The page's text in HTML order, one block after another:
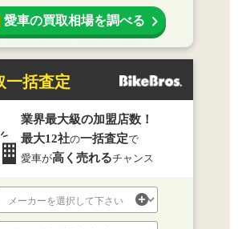
愛車の買取相場を調べる
一括査定
業界最大級の加盟店数！
最大12社の一括査定で
愛車が高く売れるチャンス